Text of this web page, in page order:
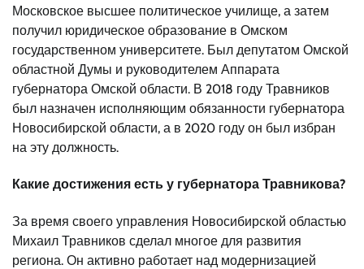
Московское высшее политическое училище, а затем
получил юридическое образование в Омском
государственном университете. Был депутатом Омской
областной Думы и руководителем Аппарата
губернатора Омской области. В 2018 году Травников
был назначен исполняющим обязанности губернатора
Новосибирской области, а в 2020 году он был избран
на эту должность.
Какие достижения есть у губернатора Травникова?
За время своего управления Новосибирской областью
Михаил Травников сделал многое для развития
региона. Он активно работает над модернизацией